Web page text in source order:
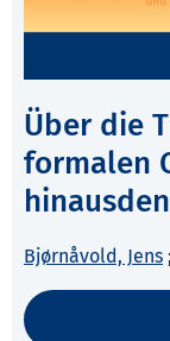
Über die
formalen
Bjørnåvold, Jens ;